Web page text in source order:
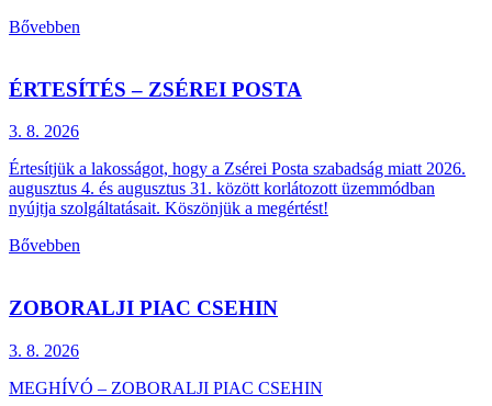
Bővebben
ÉRTESÍTÉS – ZSÉREI POSTA
3. 8. 2026
Értesítjük a lakosságot, hogy a Zsérei Posta szabadság miatt 2026.
augusztus 4. és augusztus 31. között korlátozott üzemmódban
nyújtja szolgáltatásait. Köszönjük a megértést!
Bővebben
ZOBORALJI PIAC CSEHIN
3. 8. 2026
MEGHÍVÓ – ZOBORALJI PIAC CSEHIN